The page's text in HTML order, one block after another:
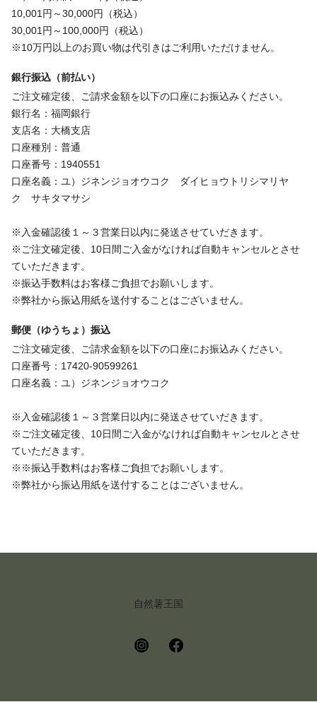
10,001円～30,000円（税込）
30,001円～100,000円（税込）
※10万円以上のお買い物は代引きはご利用いただけません。
銀行振込（前払い）
ご注文確定後、ご請求金額を以下の口座にお振込みください。
銀行名：福岡銀行
支店名：大橋支店
口座種別：普通
口座番号：1940551
口座名義：ユ）ジネンジョオウコク ダイヒョウトリシマリヤ
ク サキタマサシ
※入金確認後１～３営業日以内に発送させていだきます。
※ご注文確定後、10日間ご入金がなければ自動キャンセルとさせ
ていただきます。
※振込手数料はお客様ご負担でお願いします。
※弊社から振込用紙を送付することはございません。
郵便（ゆうちょ）振込
ご注文確定後、ご請求金額を以下の口座にお振込みください。
口座番号：17420-90599261
口座名義：ユ）ジネンジョオウコク
※入金確認後１～３営業日以内に発送させていだきます。
※ご注文確定後、10日間ご入金がなければ自動キャンセルとさせ
ていただきます。
※※振込手数料はお客様ご負担でお願いします。
※弊社から振込用紙を送付することはございません。
自然薯王国